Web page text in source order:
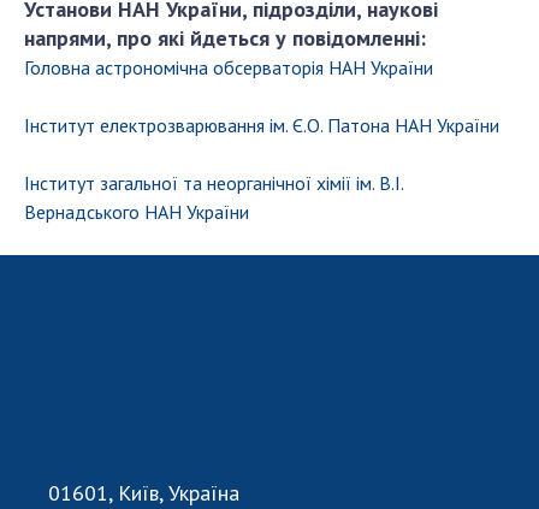
Бланки документів
ЗАСІДАННЯ ПРЕЗИДІЇ НАН УКРАЇНИ
НАУКОВІ ВИДАННЯ
Установи НАН України, підрозділи, наукові
напрями, про які йдеться у повідомленні:
Головна астрономiчна обсерваторiя НАН України
Інститут електрозварювання ім. Є.О. Патона НАН України
Інститут загальної та неорганічної хімії ім. В.І.
Вернадського НАН України
01601, Київ, Україна